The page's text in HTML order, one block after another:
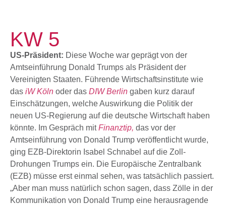
KW 5
US-Präsident: Diese Woche war geprägt von der
Amtseinführung Donald Trumps als Präsident der
Vereinigten Staaten. Führende Wirtschaftsinstitute wie
das iW Köln oder das DIW Berlin gaben kurz darauf
Einschätzungen, welche Auswirkung die Politik der
neuen US-Regierung auf die deutsche Wirtschaft haben
könnte. Im Gespräch mitFinanztip, das vor der
Amtseinführung von Donald Trump veröffentlicht wurde,
ging EZB-Direktorin Isabel Schnabel auf die Zoll-
Drohungen Trumps ein. Die Europäische Zentralbank
(EZB) müsse erst einmal sehen, was tatsächlich passiert.
„Aber man muss natürlich schon sagen, dass Zölle in der
Kommunikation von Donald Trump eine herausragende